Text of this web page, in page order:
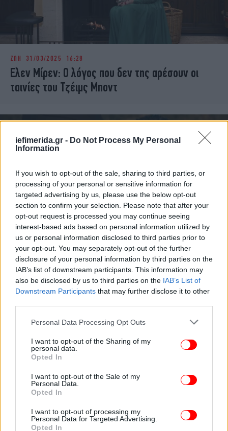
iefimerida.gr - Do Not Process My Personal
Information
If you wish to opt-out of the sale, sharing to third parties, or
processing of your personal or sensitive information for
targeted advertising by us, please use the below opt-out
section to confirm your selection. Please note that after your
opt-out request is processed you may continue seeing
interest-based ads based on personal information utilized by
us or personal information disclosed to third parties prior to
your opt-out. You may separately opt-out of the further
disclosure of your personal information by third parties on the
IAB’s list of downstream participants. This information may
also be disclosed by us to third parties on the IAB’s List of
Downstream Participants that may further disclose it to other
Please note that this website/app uses one or more Google
not limited to your visit or usage behaviour. You may click to
grant or deny consent to Google and its third-party tags to
use your data for below specified purposes in below Google
consent section.
Personal Data Processing Opt Outs
I want to opt-out of the Sharing of my
personal data.
Opted In
I want to opt-out of the Sale of my
Personal Data.
Opted In
I want to opt-out of processing my
Personal Data for Targeted Advertising.
Opted In
ΖΩΗ 31/03/2025 16:28
Ελεν Μίρεν: Ο λόγος που δεν της αρέσουν οι
ταινίες του Τζέιμς Μποντ
05/03/2025 06:38
MobLand: Κυκλοφόρησε το τρέιλερ της νέας
σειράς του Γκάι Ρίτσι με πρωταγωνιστή τον Τομ
Χάρντι